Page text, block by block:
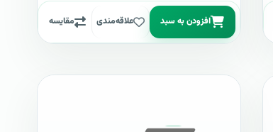
افزودن به سبد علاقه‌مندی مقایسه